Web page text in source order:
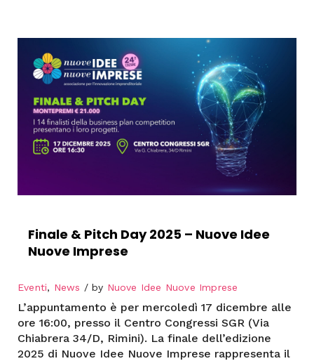
Finale & Pitch Day 2025 – Nuove Idee
Nuove Imprese
Eventi, News by Nuove Idee Nuove Imprese
L’appuntamento è per mercoledì 17 dicembre alle
ore 16:00, presso il Centro Congressi SGR (Via
Chiabrera 34/D, Rimini). La finale dell’edizione
2025 di Nuove Idee Nuove Imprese rappresenta il